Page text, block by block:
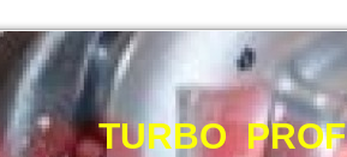
TURBO